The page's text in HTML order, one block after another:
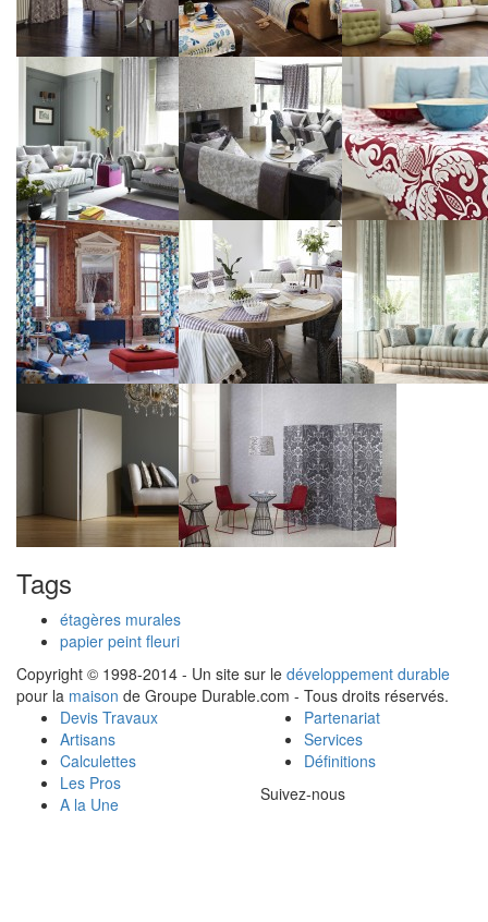
Tags
étagères murales
papier peint fleuri
Copyright © 1998-2014 - Un site sur le développement durable
pour la maison de Groupe Durable.com - Tous droits réservés.
Devis Travaux
Artisans
Calculettes
Les Pros
A la Une
Partenariat
Services
Définitions
Suivez-nous